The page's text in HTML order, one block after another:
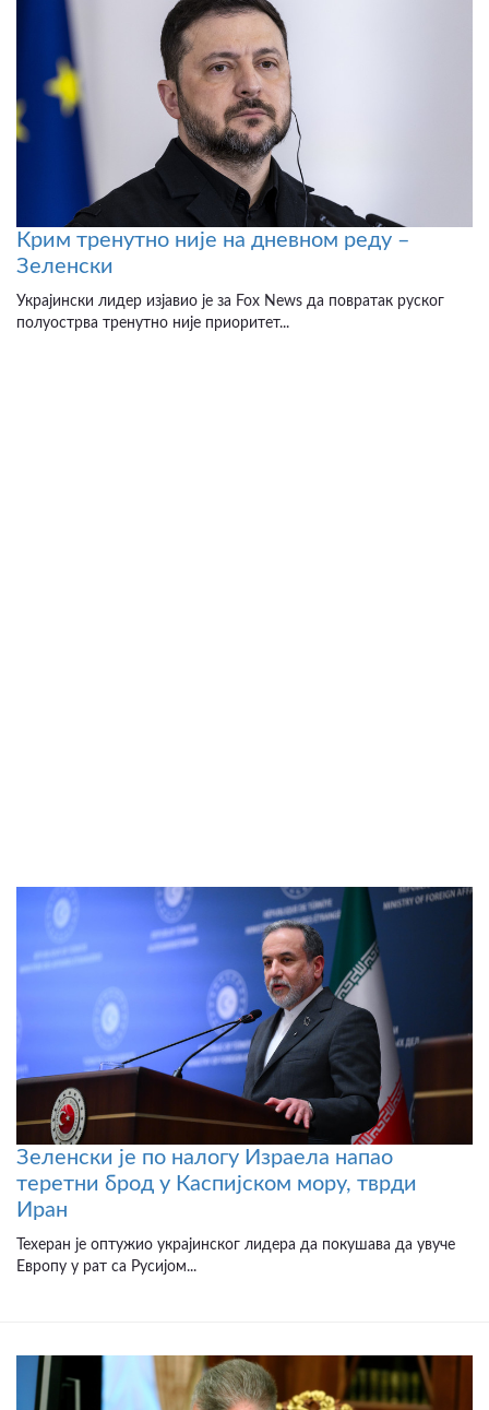
Крим тренутно није на дневном реду –
Зеленски
Украјински лидер изјавио је за Fox News да повратак руског
полуострва тренутно није приоритет...
Зеленски је по налогу Израела напао
теретни брод у Каспијском мору, тврди
Иран
Техеран је оптужио украјинског лидера да покушава да увуче
Европу у рат са Русијом...